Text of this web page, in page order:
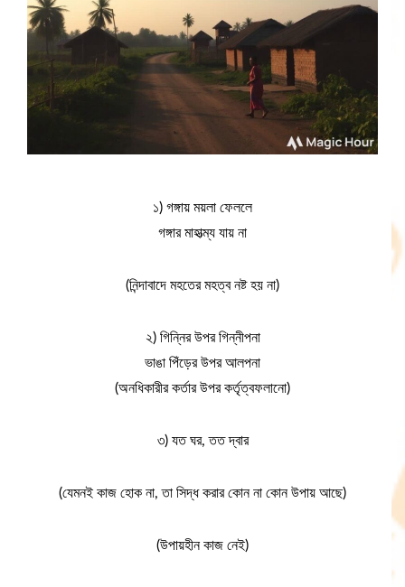
১) গঙ্গায় ময়লা ফেললে
গঙ্গার মাহাত্ম্য যায় না
(নিন্দাবাদে মহতের মহত্ব নষ্ট হয় না)
২) গিন্নির উপর গিন্নীপনা
ভাঙা পিঁড়ের উপর আলপনা
(অনধিকারীর কর্তার উপর কর্তৃত্বফলানো)
৩) যত ঘর, তত দ্বার
(যেমনই কাজ হোক না, তা সিদ্ধ করার কোন না কোন উপায় আছে)
(উপায়হীন কাজ নেই)